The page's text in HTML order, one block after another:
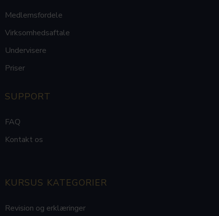
Medlemsfordele
Virksomhedsaftale
Undervisere
Priser
SUPPORT
FAQ
Kontakt os
KURSUS KATEGORIER
Revision og erklæringer